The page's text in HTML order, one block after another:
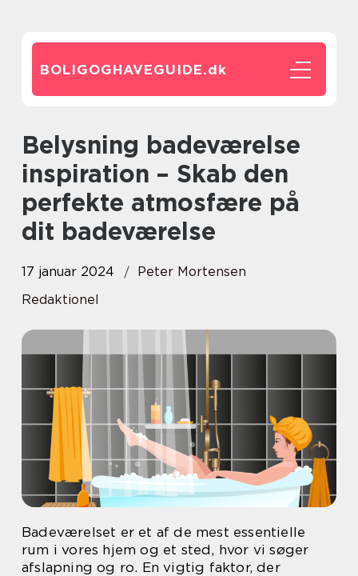
BOLIGOGHAVEGUIDE.dk
Belysning badeværelse
inspiration – Skab den
perfekte atmosfære på
dit badeværelse
17 januar 2024
Peter Mortensen
Redaktionel
Badeværelset er et af de mest essentielle
rum i vores hjem og et sted, hvor vi søger
afslapning og ro. En vigtig faktor, der